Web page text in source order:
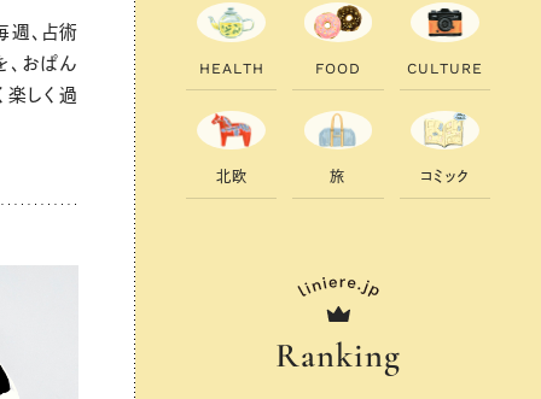
週、占術
、おぱん
楽しく過
H EALTH FOOD CU LTU RE
北欧 旅 コ ミ ック
Ranking